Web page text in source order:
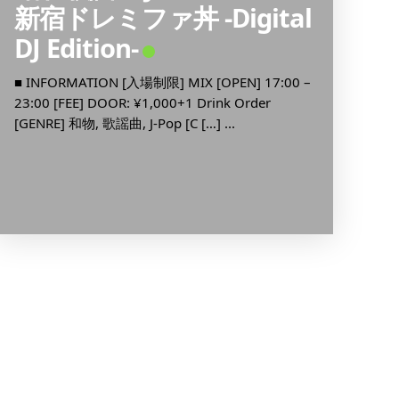
新宿ドレミファ丼 -Digital
DJ Edition-
■ INFORMATION [入場制限] MIX [OPEN] 17:00 –
23:00 [FEE] DOOR: ¥1,000+1 Drink Order
[GENRE] 和物, 歌謡曲, J-Pop [C […] ...